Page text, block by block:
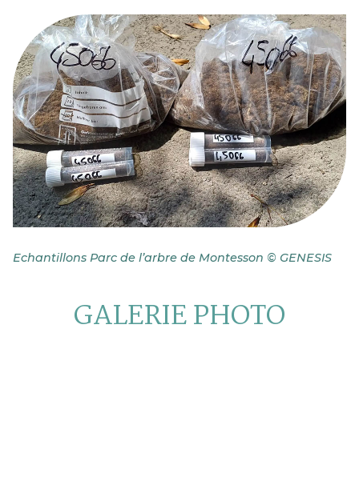
Echantillons Parc de l’arbre de Montesson © GENESIS
GALERIE PHOTO